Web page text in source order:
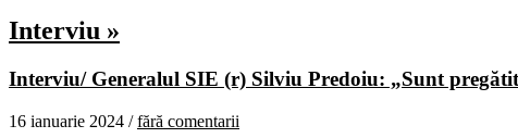
Interviu »
Interviu/ Generalul SIE (r) Silviu Predoiu: „Sunt
16 ianuarie 2024 /fără comentarii